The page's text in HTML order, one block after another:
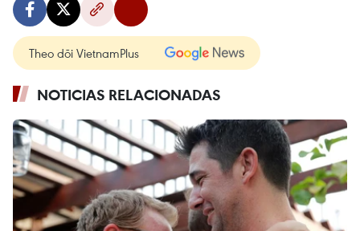
Theo dõi VietnamPlus
NOTICIAS RELACIONADAS